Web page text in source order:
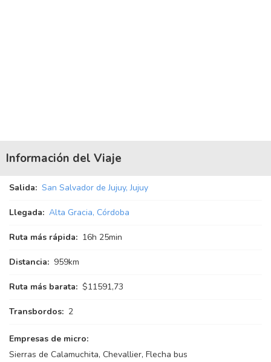
Información del Viaje
Salida: San Salvador de Jujuy, Jujuy
Llegada: Alta Gracia, Córdoba
Ruta más rápida: 16h 25min
Distancia: 959km
Ruta más barata: $11591,73
Transbordos: 2
Empresas de micro:
Sierras de Calamuchita, Chevallier, Flecha bus